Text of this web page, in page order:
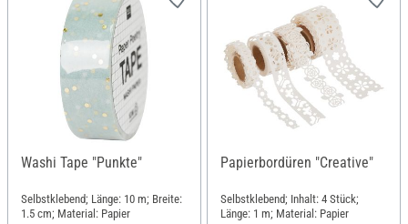
Washi Tape "Punkte"
Selbstklebend; Länge: 10 m; Breite:
1.5 cm; Material: Papier
Papierbordüren "Creative"
Selbstklebend; Inhalt: 4 Stück;
Länge: 1 m; Material: Papier